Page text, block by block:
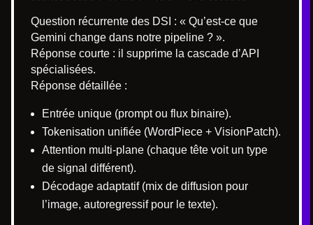
Question récurrente des DSI : « Qu’est-ce que
Gemini change dans notre pipeline ? ».
Réponse courte : il supprime la cascade d’API
spécialisées.
Réponse détaillée :
Entrée unique (prompt ou flux binaire).
Tokenisation unifiée (WordPiece + VisionPatch).
Attention multi-plane (chaque tête voit un type
de signal différent).
Décodage adaptatif (mix de diffusion pour
l’image, autoregressif pour le texte).